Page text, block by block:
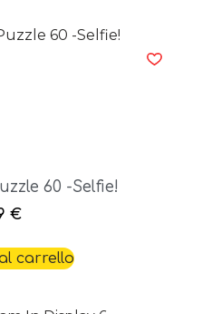
60 -Selfie!
€
carrello